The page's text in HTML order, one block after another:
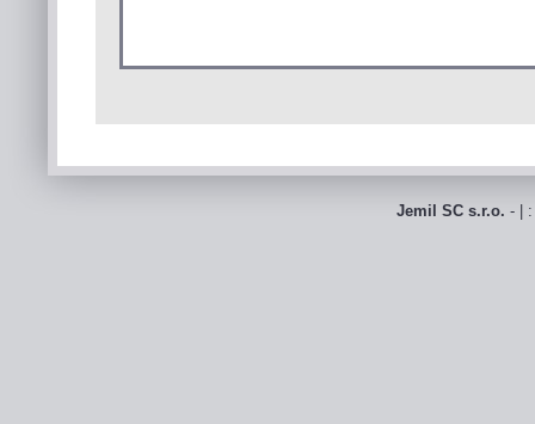
Jemil SC s.r.o. - |